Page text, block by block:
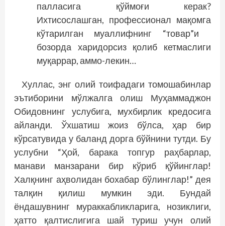
палласига қўймоғи керак?
Ихтисослашган, профессионал мақомга
кўтарилган муаллифнинг “товар”и
бозорда харидорсиз қолиб кетмаслиги
муқаррар, аммо-лекин…
Хуллас, энг олий тоифадаги томошабинлар
эътиборини мўлжалга олиш Муҳаммаджон
Обидовнинг услубига, мухбирлик кредосига
айланди. Ўхшатиш жоиз бўлса, ҳар бир
кўрсатувида у баланд дорга бўйнини тутди. Бу
услубни “Ҳой, барака топгур раҳбарлар,
манави манзарани бир кўриб қўйинглар!
Халқнинг аҳволидан бохабар бўлинглар!” дея
талқин қилиш мумкин эди. Бундай
ёндашувнинг мурак­кабликларига, нозиклиги,
ҳатто қалтислигига шай туриш учун олий